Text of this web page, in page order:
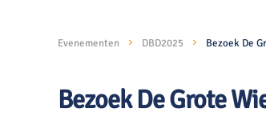
Evenementen DBD2025 Bezoek De
Bezoek De Grote